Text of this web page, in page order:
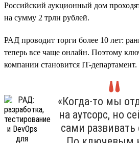
Российский аукционный дом
на сумму 2 трлн рублей.
РАД проводит торги более 10 лет:
теперь все чаще онлайн. Поэтому
компании становится IT-департамент.
«Когда-то мы
на аутсорс, но
сами